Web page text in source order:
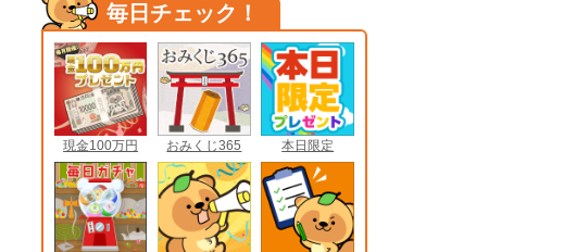
毎日チェック！
現金100万円 おみくじ365 本日限定